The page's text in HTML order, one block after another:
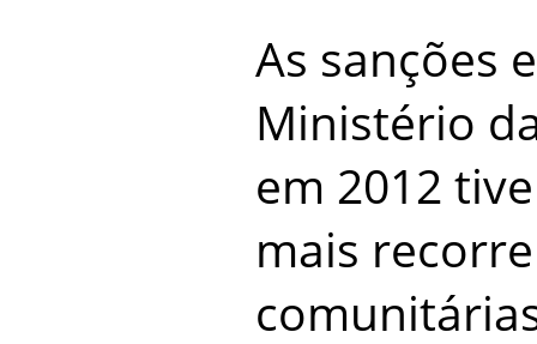
As sanções
Ministério
em 2012
mais